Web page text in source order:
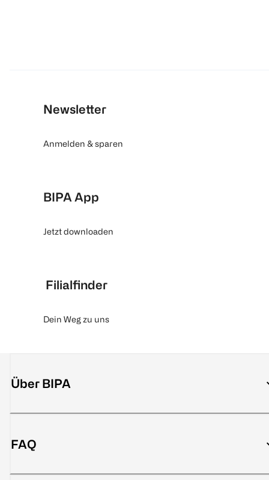
Newsletter
Anmelden & sparen
BIPA App
Jetzt downloaden
Filialfinder
Dein Weg zu uns
Über BIPA
FAQ